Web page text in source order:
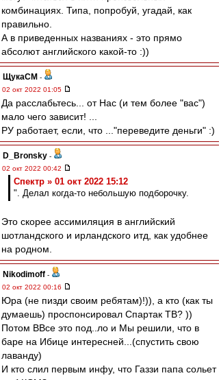
комбинациях. Типа, попробуй, угадай, как
правильно.
А в приведенных названиях - это прямо
абсолют английского какой-то :))
ЩукаСМ -
02 окт 2022 01:05
Да расслабьтесь... от Нас (и тем более "вас")
мало чего зависит! ...
РУ работает, если, что ..."переведите деньги" :)
D_Bronsky -
02 окт 2022 00:42
Спектр » 01 окт 2022 15:12
". Делал когда-то небольшую подборочку.
Это скорее ассимиляция в английский
шотландского и ирландского итд, как удобнее
на родном.
Nikodimoff -
02 окт 2022 00:16
Юра (не пизди своим ребятам)!)), а кто (как ты
думаешь) проспонсировал Спартак ТВ? ))
Потом ВВсе это под..ло и Мы решили, что в
баре на Ибице интересней...(спустить свою
лаванду)
И кто слил первым инфу, что Газзи папа сольет